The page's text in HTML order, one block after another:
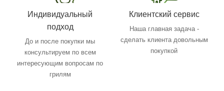
Индивидуальный
подход
До и после покупки мы
консультируем по всем
интересующим вопросам по
грилям
Клиентский сервис
Наша главная задача -
сделать клиента довольным
покупкой